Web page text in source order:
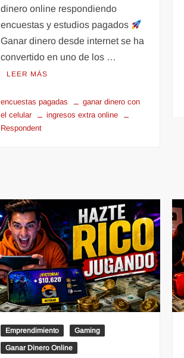
dinero online respondiendo
encuestas y estudios pagados
Ganar dinero desde internet se ha
convertido en uno de los …
LEER MÁS
encuestas pagadas
ganar dinero con
el celular
ingresos extra online
Respondent
Emprendimiento Gaming
Ganar Dinero Online